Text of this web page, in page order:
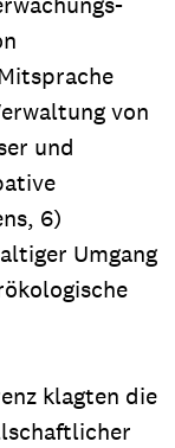
von
und
6)
Umgang
klagten die